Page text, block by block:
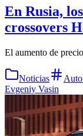
En Rusia,
crossovers
El aumento de
Noticias
Evgeniy Vasin